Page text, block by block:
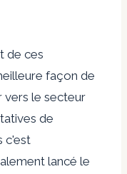
de ces
façon de
vers le secteur
de
c'est
lancé le